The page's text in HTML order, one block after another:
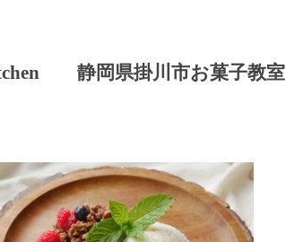
静岡県掛川市お菓子教室